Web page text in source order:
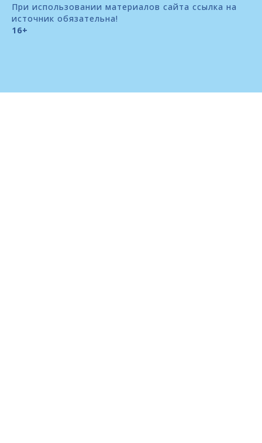
При использовании материалов сайта ссылка на
источник обязательна!
16+